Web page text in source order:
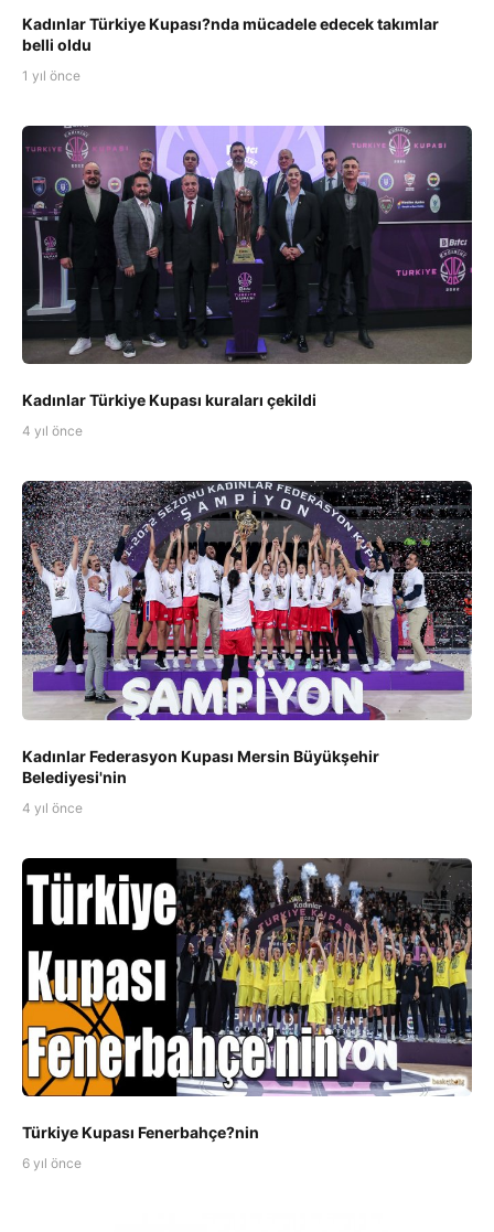
Kadınlar Türkiye Kupası?nda mücadele edecek takımlar
belli oldu
1 yıl önce
Kadınlar Türkiye Kupası kuraları çekildi
4 yıl önce
Kadınlar Federasyon Kupası Mersin Büyükşehir
Belediyesi'nin
4 yıl önce
Türkiye Kupası Fenerbahçe?nin
6 yıl önce